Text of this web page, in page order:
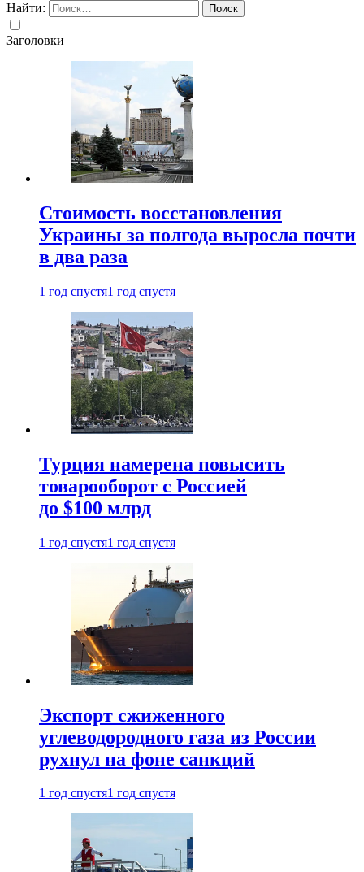
Найти:
Заголовки
Стоимость восстановления
Украины за полгода выросла почти
в два раза
1 год спустя1 год спустя
Турция намерена повысить
товарооборот с Россией
до $100 млрд
1 год спустя1 год спустя
Экспорт сжиженного
углеводородного газа из России
рухнул на фоне санкций
1 год спустя1 год спустя